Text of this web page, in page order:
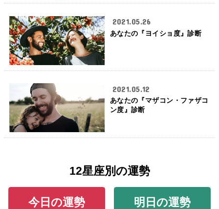
2021.05.26
あなたの『ヨイショ度』診断
2021.05.12
あなたの『マザコン・ファザコ
ン度』診断
12星座別の運勢
今日の運勢 明日の運勢